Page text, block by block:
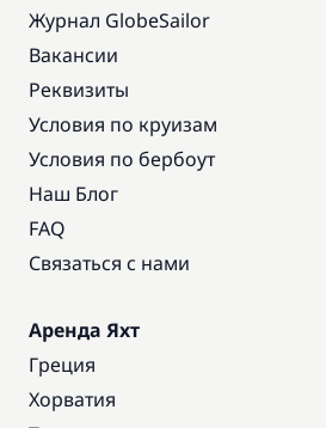
Журнал GlobeSailor
Вакансии
Реквизиты
Условия по круизам
Условия по бербоут
Наш Блог
FAQ
Связаться с нами
Аренда Яхт
Греция
Хорватия